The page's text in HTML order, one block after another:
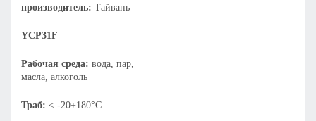
производитель: Тайвань
YCP31F
Рабочая среда: вода, пар,
масла, алкоголь
Траб: < -20+180°С